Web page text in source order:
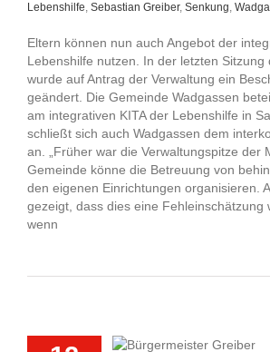
Lebenshilfe, Sebastian Greiber, Senkung,
Eltern können nun auch Angebot der
Lebenshilfe nutzen. In der letzten Sitzung
wurde auf Antrag der Verwaltung ein
geändert. Die Gemeinde Wadgassen
am integrativen KITA der Lebenshilfe in
schließt sich auch Wadgassen dem
an. „Früher war die Verwaltungspitze der
Gemeinde könne die Betreuung von
den eigenen Einrichtungen organisieren.
gezeigt, dass dies eine Fehleinschätzung
wenn